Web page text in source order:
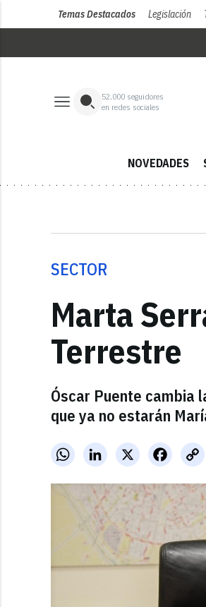
Temas Destacados Legislación
52,000 seguidores
en redes sociales
NOVEDADES
SECTOR
Marta
Terrestre
Óscar Puente cambia
que ya no estarán
WhatsAppLinkedInX Facebook